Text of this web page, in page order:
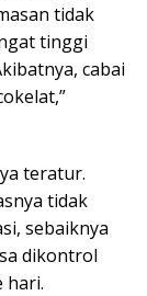
tidak
tinggi
cabai
teratur.
tidak
sebaiknya
dikontrol
hari.